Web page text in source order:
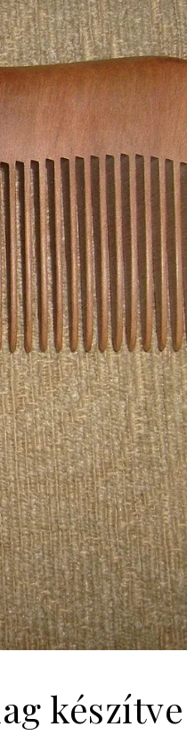
készítve